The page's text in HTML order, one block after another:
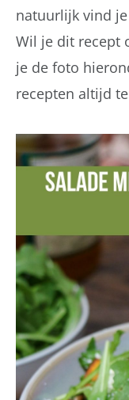
natuurlijk vind
Wil je dit recept
je de foto
recepten altijd